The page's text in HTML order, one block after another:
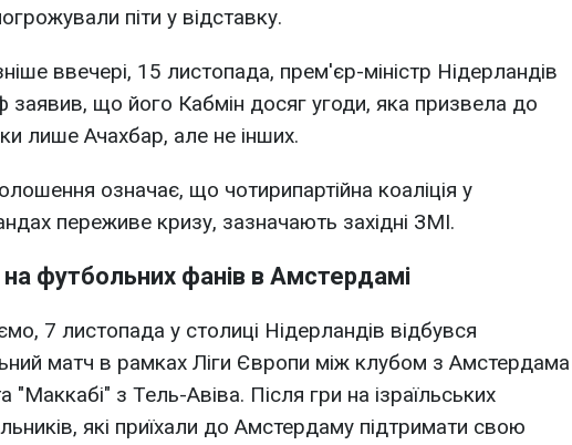
піти у відставку.
ввечері, 15 листопада, прем'єр-міністр Нідерландів
заявив, що його Кабмін досяг угоди, яка призвела до
лише Ачахбар, але не інших.
означає, що чотирипартійна коаліція у
переживе кризу, зазначають західні ЗМІ.
футбольних фанів в Амстердамі
7 листопада у столиці Нідерландів відбувся
матч в рамках Ліги Європи між клубом з Амстердама
"Маккабі" з Тель-Авіва. Після гри на ізраїльських
які приїхали до Амстердаму підтримати свою